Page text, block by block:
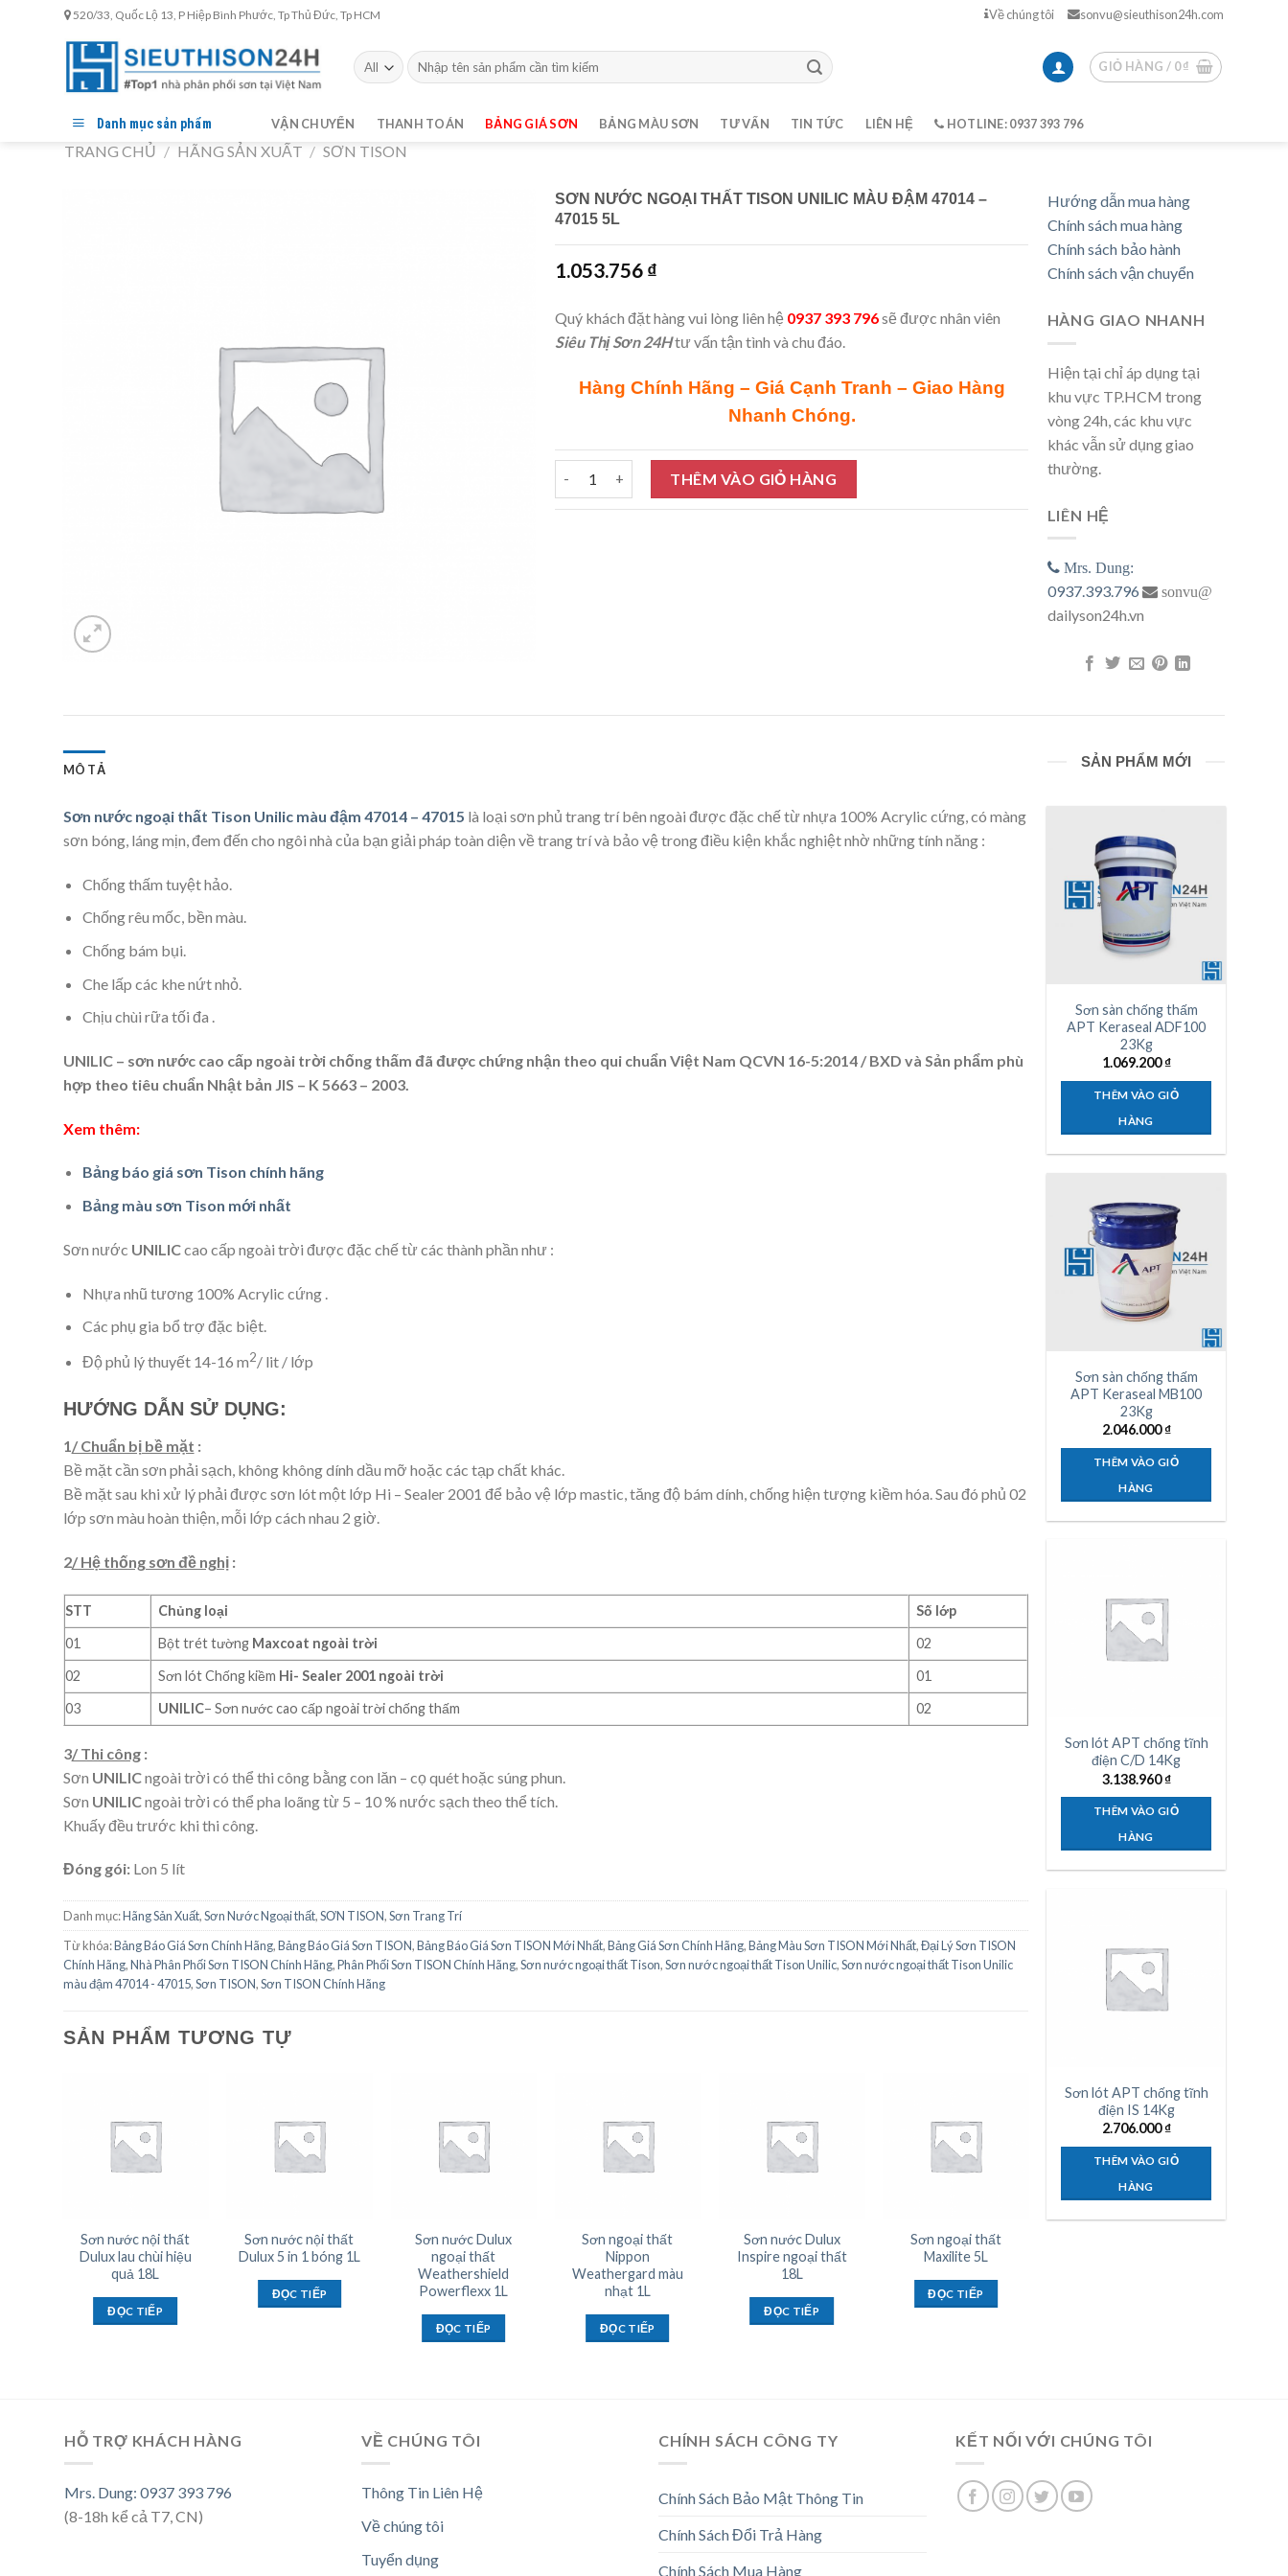
520/33, Quốc Lộ 13, P Hiệp Bình Phước, Tp Thủ Đức, Tp HCM Về chúng tôi sonvu@sieuthison24h.com
Tìm
kiếm:
GIỎ HÀNG / 0₫
Danh mục sản phẩm VẬN CHUYỂN THANH TOÁN BẢNG GIÁ SƠN BẢNG MÀU SƠN TƯ VẤN TIN TỨC LIÊN HỆ HOTLINE: 0937 393 796
TRANG CHỦ / HÃNG SẢN XUẤT / SƠN TISON
SƠN NƯỚC NGOẠI THẤT TISON UNILIC MÀU ĐẬM 47014 –
47015 5L
1.053.756 ₫
Quý khách đặt hàng vui lòng liên hệ 0937 393 796sẽ được nhân viên
Siêu Thị Sơn 24Htư vấn tận tình và chu đáo.
Hàng Chính Hãng – Giá Cạnh Tranh – Giao Hàng
Nhanh Chóng.
Sơn nước ngoại thất Tison Unilic màu đậm 47014 - 47015 5L số lượng
THÊM VÀO GIỎ HÀNG
Hướng dẫn mua hàng
Chính sách mua hàng
Chính sách bảo hành
Chính sách vận chuyển
HÀNG GIAO NHANH
Hiện tại chỉ áp dụng tại
khu vực TP.HCM trong
vòng 24h, các khu vực
khác vẫn sử dụng giao
thường.
LIÊN HỆ
Mrs. Dung:
0937.393.796 sonvu@
dailyson24h.vn
MÔ TẢ
Sơn nước ngoại thất Tison Unilic màu đậm 47014 – 47015 là loại sơn phủ trang trí bên ngoài được đặc chế từ nhựa 100% Acrylic cứng, có màng
sơn bóng, láng mịn, đem đến cho ngôi nhà của bạn giải pháp toàn diện về trang trí và bảo vệ trong điều kiện khắc nghiệt nhờ những tính năng :
Chống thấm tuyệt hảo.
Chống rêu mốc, bền màu.
Chống bám bụi.
Che lấp các khe nứt nhỏ.
Chịu chùi rữa tối đa .
UNILIC – sơn nước cao cấp ngoài trời chống thấm đã được chứng nhận theo qui chuẩn Việt Nam QCVN 16-5:2014 / BXD và Sản phẩm phù
hợp theo tiêu chuẩn Nhật bản JIS – K 5663 – 2003.
Xem thêm:
Bảng báo giá sơn Tison chính hãng
Bảng màu sơn Tison mới nhất
Sơn nước UNILICcao cấp ngoài trời được đặc chế từ các thành phần như :
Nhựa nhũ tương 100% Acrylic cứng .
Các phụ gia bổ trợ đặc biệt.
Độ phủ lý thuyết 14-16 m2/ lit / lớp
HƯỚNG DẪN SỬ DỤNG:
1/ Chuẩn bị bề mặt :
Bề mặt cần sơn phải sạch, không không dính dầu mỡ hoặc các tạp chất khác.
Bề mặt sau khi xử lý phải được sơn lót một lớp Hi – Sealer 2001 để bảo vệ lớp mastic, tăng độ bám dính, chống hiện tượng kiềm hóa. Sau đó phủ 02
lớp sơn màu hoàn thiện, mỗi lớp cách nhau 2 giờ.
2/ Hệ thống sơn đề nghị:
STT Chủng loại
Số lớp
01
Bột trét tường Maxcoat ngoài trời
02
02
Sơn lót Chống kiềm Hi- Sealer 2001 ngoài trời
01
03
UNILIC– Sơn nước cao cấp ngoài trời chống thấm 02
3/ Thi công:
Sơn UNILICngoài trời có thể thi công bằng con lăn – cọ quét hoặc súng phun.
Sơn UNILICngoài trời có thể pha loãng từ 5 – 10 % nước sạch theo thể tích.
Khuấy đều trước khi thi công.
Đóng gói:Lon 5 lít
Danh mục:Hãng Sản Xuất,Sơn Nước Ngoại thất,SƠN TISON,Sơn Trang Trí
Từ khóa:Bảng Báo Giá Sơn Chính Hãng,Bảng Báo Giá Sơn TISON,Bảng Báo Giá Sơn TISON Mới Nhất,Bảng Giá Sơn Chính Hãng,Bảng Màu Sơn TISON Mới Nhất,Đại Lý Sơn TISON
Chính Hãng,Nhà Phân Phối Sơn TISON Chính Hãng,Phân Phối Sơn TISON Chính Hãng,Sơn nước ngoại thất Tison,Sơn nước ngoại thất Tison Unilic,Sơn nước ngoại thất Tison Unilic
màu đậm 47014 - 47015,Sơn TISON,Sơn TISON Chính Hãng
SẢN PHẨM TƯƠNG TỰ
Sơn nước nội thất
Dulux lau chùi hiệu
quả 18L
ĐỌC TIẾP
Sơn nước nội thất
Dulux 5 in 1 bóng 1L
ĐỌC TIẾP
Sơn nước Dulux
ngoại thất
Weathershield
Powerflexx 1L
ĐỌC TIẾP
Sơn ngoại thất
Nippon
Weathergard màu
nhạt 1L
ĐỌC TIẾP
Sơn nước Dulux
Inspire ngoại thất
18L
ĐỌC TIẾP
Sơn ngoại thất
Maxilite 5L
ĐỌC TIẾP
SẢN PHẨM MỚI
Sơn sàn chống thấm
APT Keraseal ADF100
23Kg
1.069.200₫
THÊM VÀO GIỎ
HÀNG
Sơn sàn chống thấm
APT Keraseal MB100
23Kg
2.046.000₫
THÊM VÀO GIỎ
HÀNG
Sơn lót APT chống tĩnh
điện C/D 14Kg
3.138.960₫
THÊM VÀO GIỎ
HÀNG
Sơn lót APT chống tĩnh
điện IS 14Kg
2.706.000₫
THÊM VÀO GIỎ
HÀNG
HỖ TRỢ KHÁCH HÀNG
Mrs. Dung: 0937 393 796
(8-18h kể cả T7, CN)
VỀ CHÚNG TÔI
Thông Tin Liên Hệ
Về chúng tôi
Tuyển dụng
CHÍNH SÁCH CÔNG TY
Chính Sách Bảo Mật Thông Tin
Chính Sách Đổi Trả Hàng
Chính Sách Mua Hàng
KẾT NỐI VỚI CHÚNG TÔI